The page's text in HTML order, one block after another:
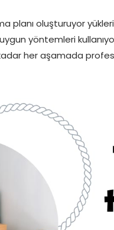
planı oluşturuyor
yöntemleri
her aşamada